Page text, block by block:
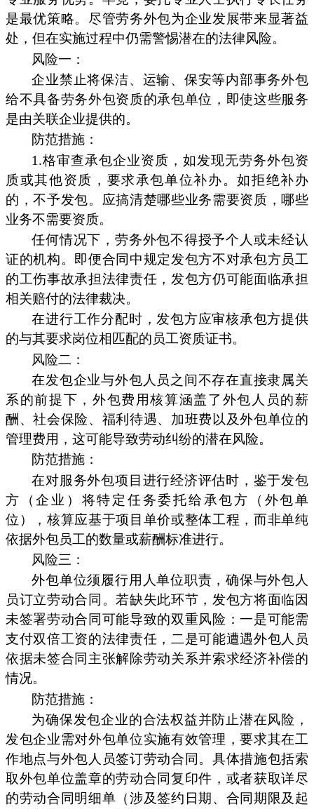
是最优策略。尽管劳务外包为企业发展带来显著益
处，但在实施过程中仍需警惕潜在的法律风险。
风险一：
企业禁止将保洁、运输、保安等内部事务外包
给不具备劳务外包资质的承包单位，即使这些服务
是由关联企业提供的。
防范措施：
1.格审查承包企业资质，如发现无劳务外包资
质或其他资质，要求承包单位补办。如拒绝补办
的，不予发包。应搞清楚哪些业务需要资质，哪些
业务不需要资质。
任何情况下，劳务外包不得授予个人或未经认
证的机构。即便合同中规定发包方不对承包方员工
的工伤事故承担法律责任，发包方仍可能面临承担
相关赔付的法律裁决。
在进行工作分配时，发包方应审核承包方提供
的与其要求岗位相匹配的员工资质证书。
风险二：
在发包企业与外包人员之间不存在直接隶属关
系的前提下，外包费用核算涵盖了外包人员的薪
酬、社会保险、福利待遇、加班费以及外包单位的
管理费用，这可能导致劳动纠纷的潜在风险。
防范措施：
在对服务外包项目进行经济评估时，鉴于发包
方（企业）将特定任务委托给承包方（外包单
位），核算应基于项目单价或整体工程，而非单纯
依据外包员工的数量或薪酬标准进行。
风险三：
外包单位须履行用人单位职责，确保与外包人
员订立劳动合同。若缺失此环节，发包方将面临因
未签署劳动合同可能导致的双重风险：一是可能需
支付双倍工资的法律责任，二是可能遭遇外包人员
依据未签合同主张解除劳动关系并索求经济补偿的
情况。
防范措施：
为确保发包企业的合法权益并防止潜在风险，
发包企业需对外包单位实施有效管理，要求其在工
作地点与外包人员签订劳动合同。具体措施包括索
取外包单位盖章的劳动合同复印件，或者获取详尽
的劳动合同明细单（涉及签约日期、合同期限及起